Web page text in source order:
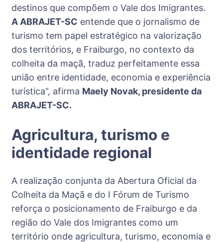
destinos que compõem o Vale dos Imigrantes.
A ABRAJET-SC entende que o jornalismo de
turismo tem papel estratégico na valorização
dos territórios, e Fraiburgo, no contexto da
colheita da maçã, traduz perfeitamente essa
união entre identidade, economia e experiência
turística”, afirma Maely Novak, presidente da
ABRAJET-SC.
Agricultura, turismo e
identidade regional
A realização conjunta da Abertura Oficial da
Colheita da Maçã e do I Fórum de Turismo
reforça o posicionamento de Fraiburgo e da
região do Vale dos Imigrantes como um
território onde agricultura, turismo, economia e